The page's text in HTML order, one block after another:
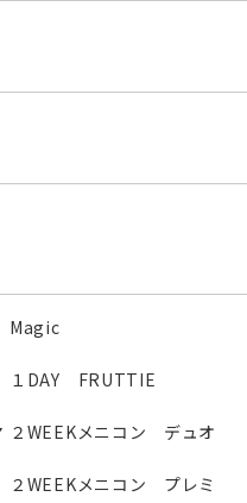
Magic
１DAY FRUTTIE
２WEEKメニコン デュオ
２WEEKメニコン プレミ